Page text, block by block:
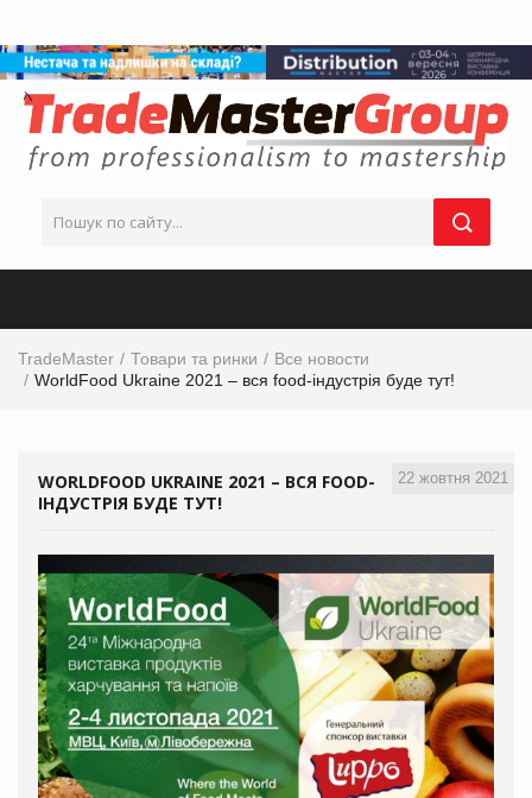
TradeMaster Товари та ринки
Все новости
WorldFood Ukraine 2021 – вся food-індустрія буде тут!
22 жовтня 2021
WORLDFOOD UKRAINE 2021 – ВСЯ FOOD-
ІНДУСТРІЯ БУДЕ ТУТ!